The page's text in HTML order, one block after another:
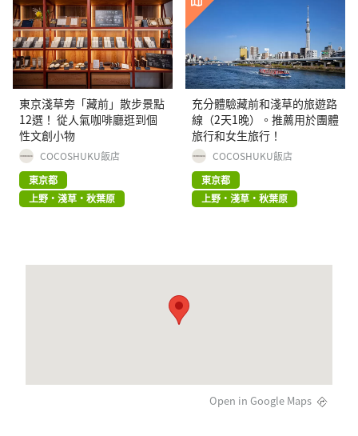
東京淺草旁「藏前」散步景點
12選！ 從人氣咖啡廳逛到個
性文創小物
COCOSHUKU飯店
東京都
上野・淺草・秋葉原
充分體驗藏前和淺草的旅遊路
線（2天1晚）。推薦用於團體
旅行和女生旅行！
COCOSHUKU飯店
東京都
上野・淺草・秋葉原
Open in Google Maps